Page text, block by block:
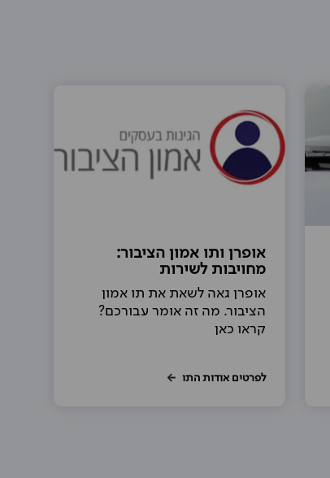
אופרן ותו אמון הציבור:
מחויבות לשירות
אופרן גאה לשאת את תו אמון
הציבור. מה זה אומר עבורכם?
קראו כאן
לפרטים אודות התו